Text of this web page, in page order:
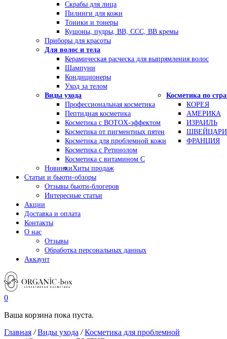
Скрабы для лица
Пилинги для кожи
Тоники и тонеры
Кушоны, пудры, ВВ, ССС, ВВ кремы
Приборы для красоты
Для волос и тела
Керамическая расческа для выпрямления волос
Шампуни
Кондиционеры
Уход за телом
Виды ухода
Профессиональная косметика
Пептидная косметика
Косметика с BOTOX-эффектом
Косметика от пигментных пятен
Косметика для проблемной кожи
Косметика с Ретинолом
Косметика с витамином С
Косметика по
КОРЕЯ
АМЕРИКА
ИЗРАИЛЬ
ФРАНЦИЯ
НовинкиХиты продаж
Статьи и бьюти-обзоры
Отзывы бьюти-блогеров
Интересные статьи
Акции
Доставка и оплата
Контакты
О нас
Отзывы
Обработка персональных данных
Аккаунт
0
Ваша корзина пока пуста.
Главная /Виды ухода /Косметика для проблемной